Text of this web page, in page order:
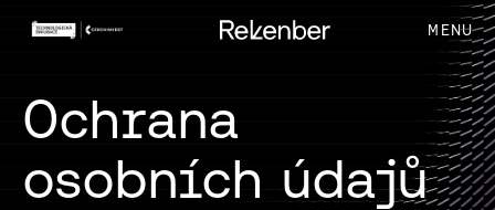
MENU
Ochrana
osobních údajů